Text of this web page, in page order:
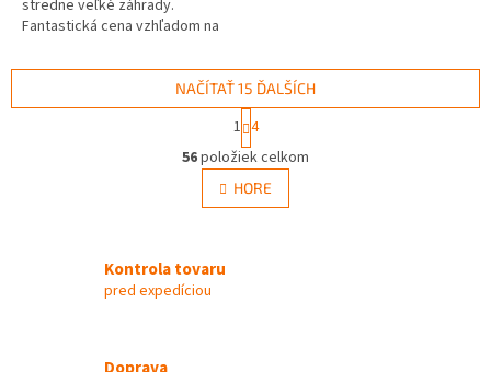
stredne veľké záhrady.
Fantastická cena vzhľadom na
stroja. Dodávané v dvoch
O
v
l
á
NAČÍTAŤ 15 ĎALŠÍCH
S
t
r
á
n
k
1 4
56položiek celkom
HORE
Kontrola tovaru
pred expedíciou